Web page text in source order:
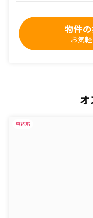
物件
お気
オ
事務所